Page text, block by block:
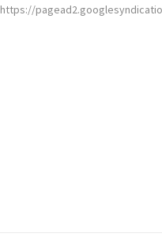
https://